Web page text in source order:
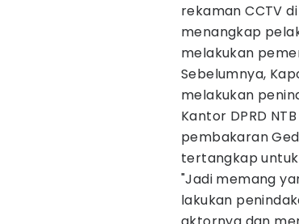
rekaman CCTV
menangkap
melakukan
Sebelumnya,
melakukan
Kantor DPRD
pembakaran
tertangkap
"Jadi memang
lakukan